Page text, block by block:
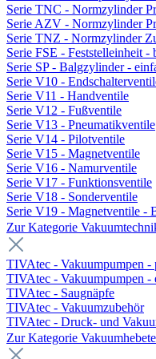
Serie TNC - Normzylinder
Serie AZV - Normzylinder
Serie TNZ - Normzylinder
Serie FSE - Feststelleinheit
Serie SP - Balgzylinder -
Serie V10 -
Serie V11 - Handventile
Serie V12 - Fußventile
Serie V13 - Pneumatikventile
Serie V14 - Pilotventile
Serie V15 - Magnetventile
Serie V16 - Namurventile
Serie V17 - Funktionsventile
Serie V18 - Sonderventile
Serie V19 - Magnetventile -
Zur Kategorie
TIVAtec - Vakuumpumpen -
TIVAtec - Vakuumpumpen -
TIVAtec - Saugnäpfe
TIVAtec - Vakuumzubehör
TIVAtec - Druck- und
Zur Kategorie